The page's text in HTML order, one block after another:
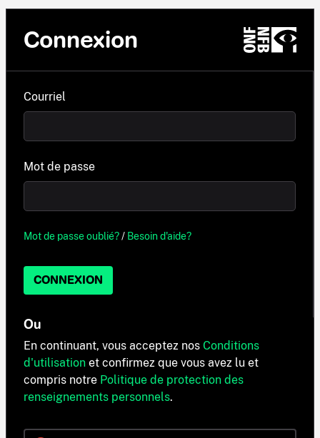
Connexion
Courriel
Mot de passe
Mot de passe oublié?/ Besoin d'aide?
CONNEXION
Ou
En continuant, vous acceptez nos Conditions
d'utilisation et confirmez que vous avez lu et
compris notre Politique de protection des
renseignements personnels.